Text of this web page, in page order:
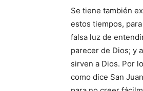
Se tiene también
estos tiempos,
falsa luz de
parecer de Dios; y
sirven a Dios. Por
como dice San